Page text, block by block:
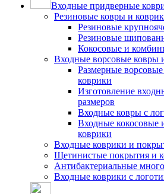
Входные придверные
Резиновые ковры и
Резиновые
Резиновые
Кокосовые и
Входные ворсовые ковры
Размерные
коврики
Изготовление
размеров
Входные ковры с
Входные кокосовые
коврики
Входные коврики и
Щетинистые покрытия и
Антибактериальные
Входные коврики с